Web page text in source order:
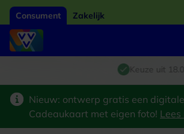
Consument Zakelijk
Giftcard van het jaar
Keuze uit 18.000
Winkels, webshops en
Nieuw: ontwerp gratis een digitale
Cadeaukaart met eigen foto! Lees